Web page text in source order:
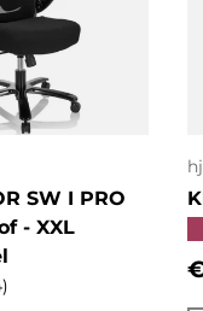
SW I PRO
- XXL
aan